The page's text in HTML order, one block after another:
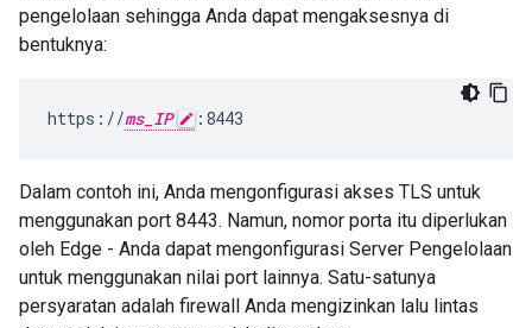
pengelolaan sehingga Anda dapat mengaksesnya di
bentuknya:
https://ms_IP :8443
Dalam contoh ini, Anda mengonfigurasi akses TLS untuk
menggunakan port 8443. Namun, nomor porta itu diperlukan
oleh Edge - Anda dapat mengonfigurasi Server Pengelolaan
untuk menggunakan nilai port lainnya. Satu-satunya
persyaratan adalah firewall Anda mengizinkan lalu lintas